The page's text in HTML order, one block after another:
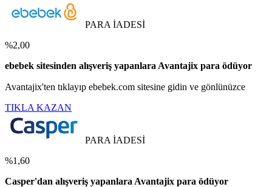
PARA İADESİ
%2,00
ebebek sitesinden alışveriş yapanlara Avantajix para ödüyor
Avantajix'ten tıklayıp ebebek.com sitesine gidin ve gönlünüzce
TIKLA KAZAN
PARA İADESİ
%1,60
Casper'dan alışveriş yapanlara Avantajix para ödüyor